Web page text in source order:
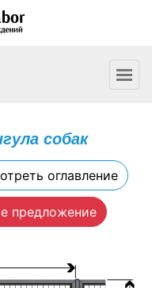
собак
оглавление
предложение